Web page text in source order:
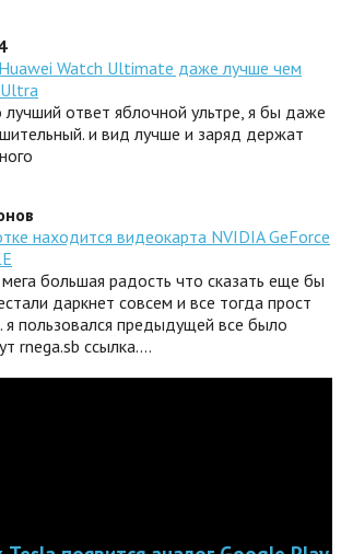
Watch Ultimate даже лучше чем
лучший ответ яблочной ультре, я бы даже
и вид лучше и заряд держат
находится видеокарта NVIDIA GeForce
большая радость что сказать еще бы
даркнет совсем и все тогда прост
пользовался предыдущей все было
rnega.sb ссылка.…